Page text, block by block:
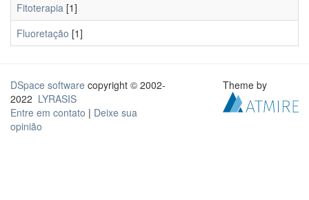
Fitoterapia [1]
Fluoretação [1]
DSpace software copyright © 2002-
2022 LYRASIS
Entre em contato | Deixe sua
opinião
Theme by